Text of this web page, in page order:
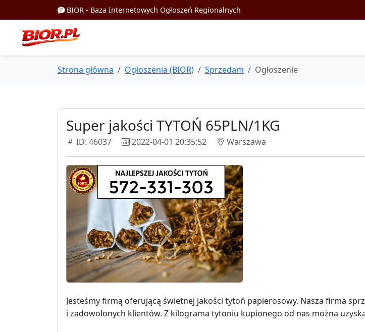
BIOR - Baza Internetowych Ogłoszeń Regionalnych
Strona główna Ogłoszenia (BIOR) Sprzedam Ogłoszenie
Super jakości TYTOŃ 65PLN/1KG
ID: 46037 2022-04-01 20:35:52 Warszawa
Jesteśmy firmą oferującą świetnej jakości tytoń papierosowy. Nasza firma
i zadowolonych klientów. Z kilograma tytoniu kupionego od nas można